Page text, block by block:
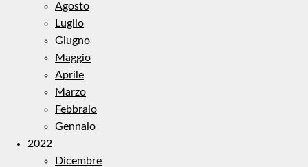
Agosto
Luglio
Giugno
Maggio
Aprile
Marzo
Febbraio
Gennaio
2022
Dicembre